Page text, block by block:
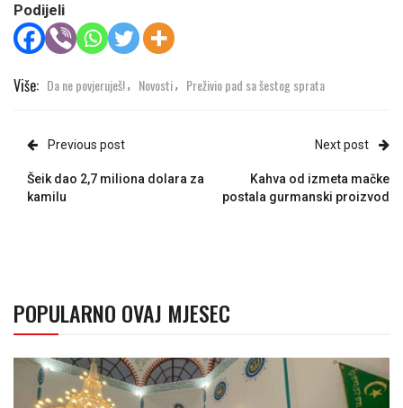
Podijeli
Više: Da ne povjeruješ!, Novosti, Preživio pad sa šestog sprata
Previous post
Šeik dao 2,7 miliona dolara za
kamilu
Next post
Kahva od izmeta mačke
postala gurmanski proizvod
POPULARNO OVAJ MJESEC